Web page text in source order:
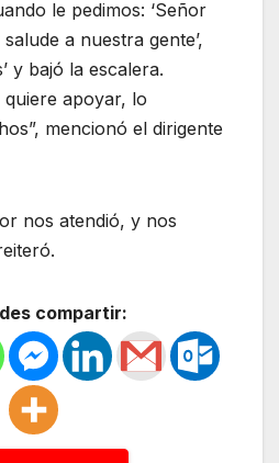
le pedimos: ‘Señor
a nuestra gente’,
y bajó la escalera.
apoyar, lo
mencionó el dirigente
nos atendió, y nos
compartir: